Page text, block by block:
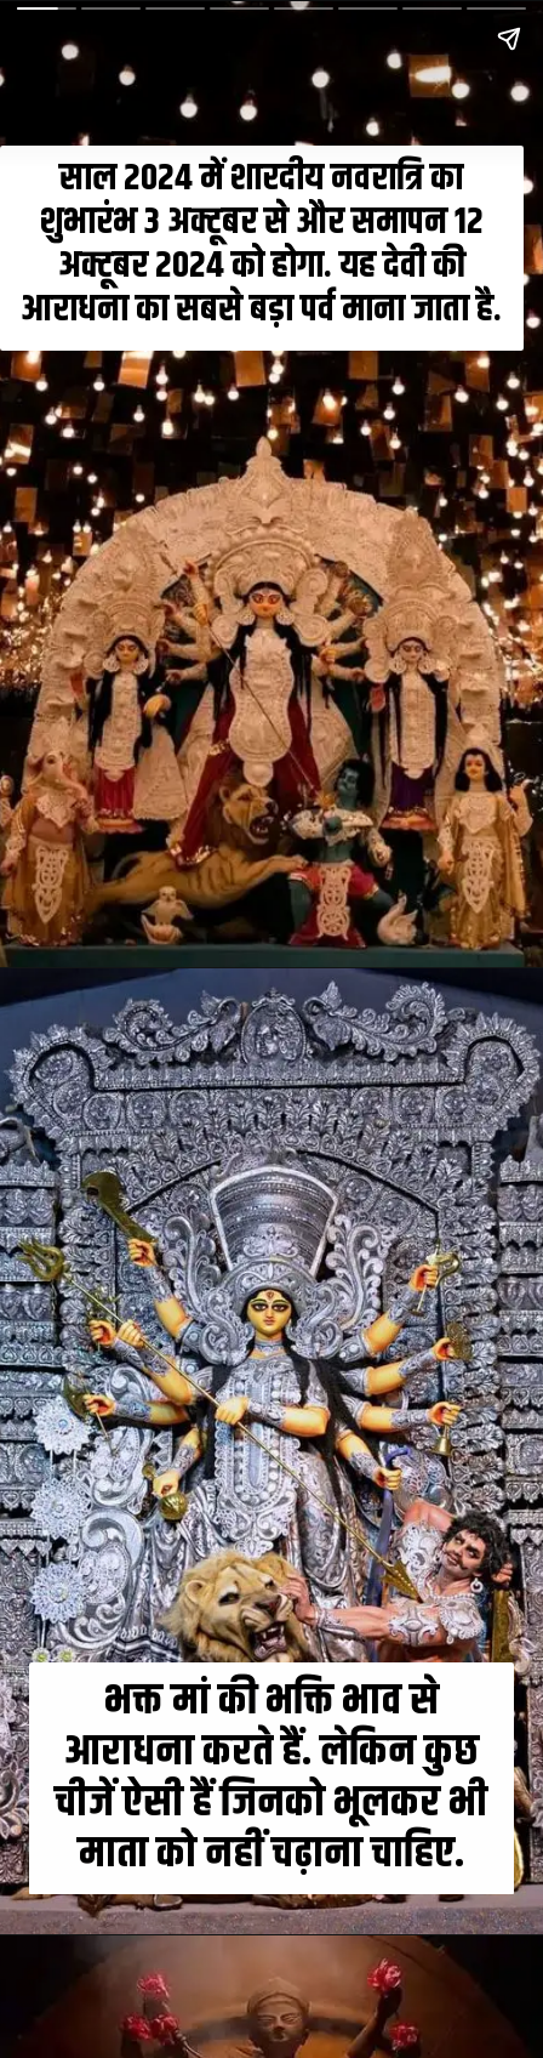
साल 2024 में शारदीय नवरात्रि का
शुभारंभ 3 अक्टूबर से और समापन 12
अक्टूबर 2024 को होगा. यह देवी की
आराधना का सबसे बड़ा पर्व माना जाता है.
भक्त मां की भक्ति भाव से
आराधना करते हैं. लेकिन कुछ
चीजें ऐसी हैं जिनको भूलकर भी
माता को नहीं चढ़ाना चाहिए.